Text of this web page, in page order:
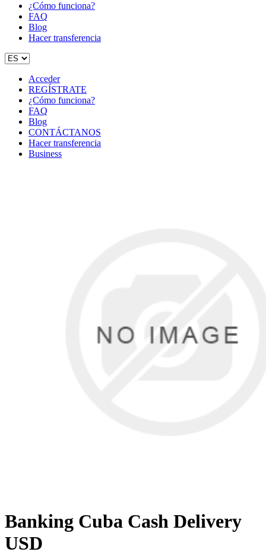
¿Cómo funciona?
FAQ
Blog
Hacer transferencia
Acceder
REGÍSTRATE
¿Cómo funciona?
FAQ
Blog
CONTÁCTANOS
Hacer transferencia
Business
Banking Cuba Cash Delivery
USD